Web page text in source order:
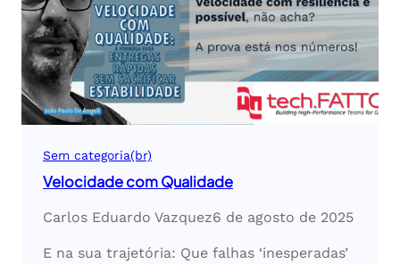
Sem categoria(br)
Velocidade com Qualidade
Carlos Eduardo Vazquez6 de agosto de 2025
E na sua trajetória: Que falhas ‘inesperadas’